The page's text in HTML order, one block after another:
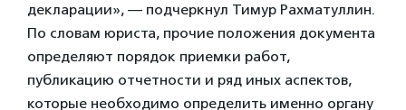
декларации», — подчеркнул Тимур Рахматуллин.
По словам юриста, прочие положения документа
определяют порядок приемки работ,
публикацию отчетности и ряд иных аспектов,
которые необходимо определить именно органу